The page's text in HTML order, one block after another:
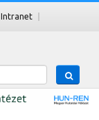
Intranet